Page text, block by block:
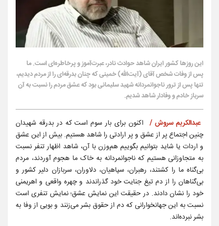
این روزها کشور ایران شاهد حوادث نادر، عبرت‌آموز و پرخاطره‌ای است. ما
پس از وفات شخص آقای (آیت‌الله) خمینی که چنان بدرقه‌ای را از مردم دیدیم،
تنها پس از ترور ناجوانمردانه شهید سلیمانی بود که عشق مردم را نسبت به آن
سرباز خادم و وفادار شاهد شدیم.
عبدالکریم سروش / اکنون برای بار سوم است که در بدرقه شهیدان
چنین اجتماع پر از عشق و پر ارادتی را شاهد هستیم. بیش از این عشق
و اردات یا شاید بتوانیم بگوییم هم‌وزن با آن، شاهد اظهار تنفر نسبت
به متجاوزانی هستیم که ناجوانمردانه به خاک ما هجوم آوردند، مردم
بی‌گناه ما را کشتند، رهبران، سپاهیان، دلاوران، سربازان دلیر کشور و
بی‌گناهان را از دم تیغ جنایت خود گذراندند و چهره واقعی و اهریمنی
خود را نشان دادند. در حقیقت این نمایش عشق؛ نمایش تنفری است
نسبت به این جهانخوارانی که دم از حقوق بشر می‌زنند و بویی از وفا به
بشر نبرده‌اند.